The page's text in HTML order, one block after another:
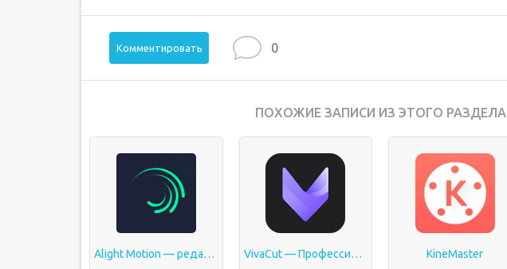
Комментировать 0
ПОХОЖИЕ ЗАПИСИ ИЗ ЭТОГО РАЗДЕЛА
Alight Motion — редактор видео и анимации VivaCut — Профессиональный видеоредактор KineMaster